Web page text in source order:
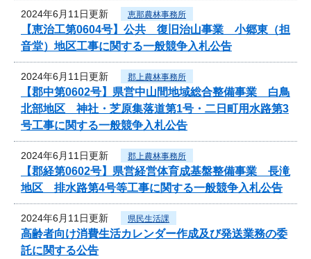
2024年6月11日更新 恵那農林事務所
【恵治工第0604号】公共 復旧治山事業 小郷東（担
音堂）地区工事に関する一般競争入札公告
2024年6月11日更新 郡上農林事務所
【郡中第0602号】県営中山間地域総合整備事業 白鳥
北部地区 神社・芝原集落道第1号・二日町用水路第3
号工事に関する一般競争入札公告
2024年6月11日更新 郡上農林事務所
【郡経第0602号】県営経営体育成基盤整備事業 長滝
地区 排水路第4号等工事に関する一般競争入札公告
2024年6月11日更新 県民生活課
高齢者向け消費生活カレンダー作成及び発送業務の委
託に関する公告